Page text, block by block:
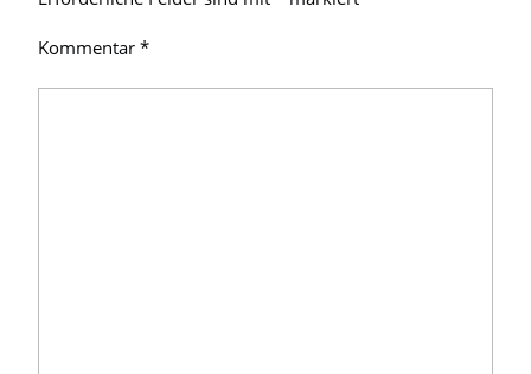
Kommentar *